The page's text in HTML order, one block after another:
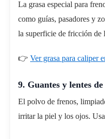
La grasa especial para
como guías, pasadores y
la superficie de fricción de
👉 Ver grasa para caliper
9. Guantes y lentes
El polvo de frenos,
irritar la piel y los ojos.